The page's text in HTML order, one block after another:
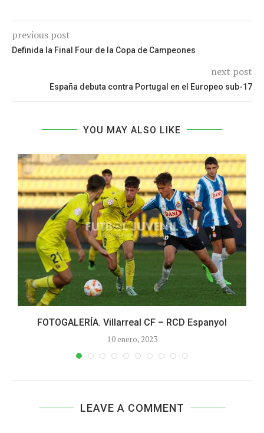
previous post
Definida la Final Four de la Copa de Campeones
next post
España debuta contra Portugal en el Europeo sub-17
YOU MAY ALSO LIKE
FOTOGALERÍA. Villarreal CF – RCD Espanyol
10 enero, 2023
LEAVE A COMMENT